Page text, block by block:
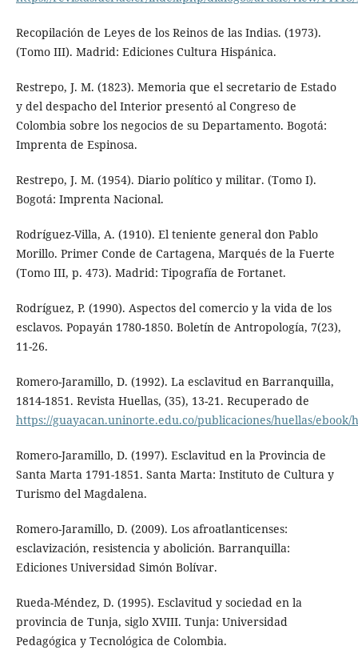
Recopilación de Leyes de los Reinos de las Indias. (1973).
(Tomo III). Madrid: Ediciones Cultura Hispánica.
Restrepo, J. M. (1823). Memoria que el secretario de Estado
y del despacho del Interior presentó al Congreso de
Colombia sobre los negocios de su Departamento. Bogotá:
Imprenta de Espinosa.
Restrepo, J. M. (1954). Diario político y militar. (Tomo I).
Bogotá: Imprenta Nacional.
Rodríguez-Villa, A. (1910). El teniente general don Pablo
Morillo. Primer Conde de Cartagena, Marqués de la Fuerte
(Tomo III, p. 473). Madrid: Tipografía de Fortanet.
Rodríguez, P. (1990). Aspectos del comercio y la vida de los
esclavos. Popayán 1780-1850. Boletín de Antropología, 7(23),
11-26.
Romero-Jaramillo, D. (1992). La esclavitud en Barranquilla,
1814-1851. Revista Huellas, (35), 13-21. Recuperado de
https://guayacan.uninorte.edu.co/publicaciones/huellas/
Romero-Jaramillo, D. (1997). Esclavitud en la Provincia de
Santa Marta 1791-1851. Santa Marta: Instituto de Cultura y
Turismo del Magdalena.
Romero-Jaramillo, D. (2009). Los afroatlanticenses:
esclavización, resistencia y abolición. Barranquilla:
Ediciones Universidad Simón Bolívar.
Rueda-Méndez, D. (1995). Esclavitud y sociedad en la
provincia de Tunja, siglo XVIII. Tunja: Universidad
Pedagógica y Tecnológica de Colombia.